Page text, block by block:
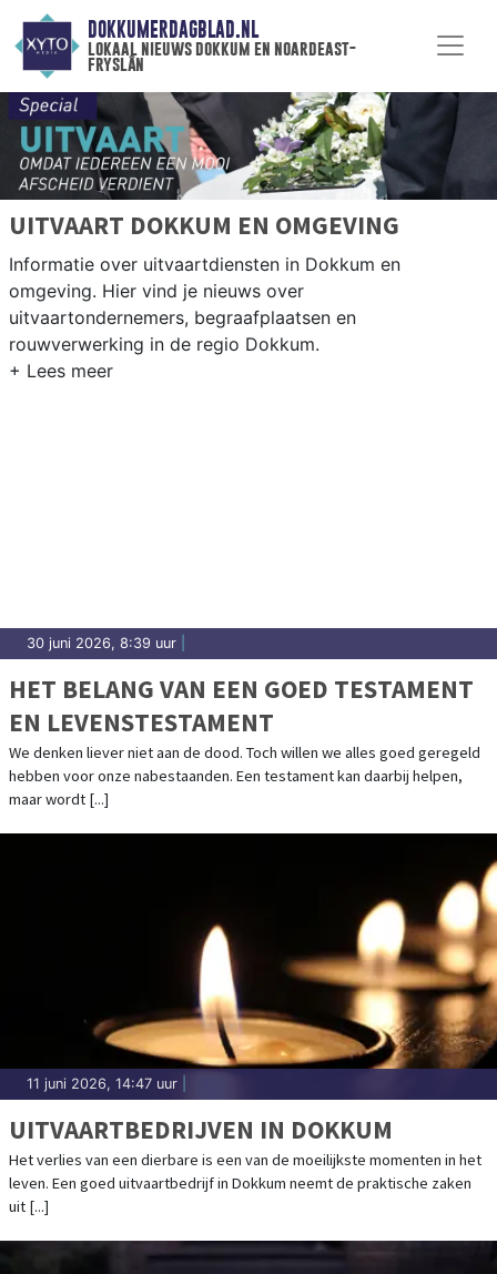
DOKKUMERDAGBLAD.NL
lokaal nieuws dokkum en noardeast-
fryslân
UITVAART DOKKUM EN OMGEVING
Informatie over uitvaartdiensten in Dokkum en
omgeving. Hier vind je nieuws over
uitvaartondernemers, begraafplaatsen en
rouwverwerking in de regio Dokkum.
30 juni 2026, 8:39 uur
HET BELANG VAN EEN GOED TESTAMENT
EN LEVENSTESTAMENT
We denken liever niet aan de dood. Toch willen we alles goed geregeld
hebben voor onze nabestaanden. Een testament kan daarbij helpen,
maar wordt [...]
11 juni 2026, 14:47 uur
UITVAARTBEDRIJVEN IN DOKKUM
Het verlies van een dierbare is een van de moeilijkste momenten in het
leven. Een goed uitvaartbedrijf in Dokkum neemt de praktische zaken
uit [...]